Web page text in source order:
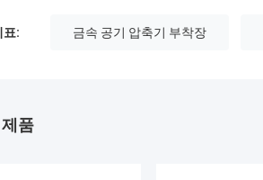
표: 금속 공기 압축기 부착장
품